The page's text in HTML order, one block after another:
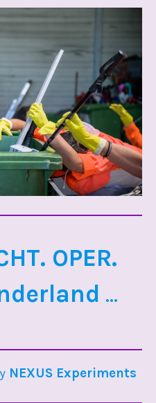
OPER.
...
NEXUS Experiments